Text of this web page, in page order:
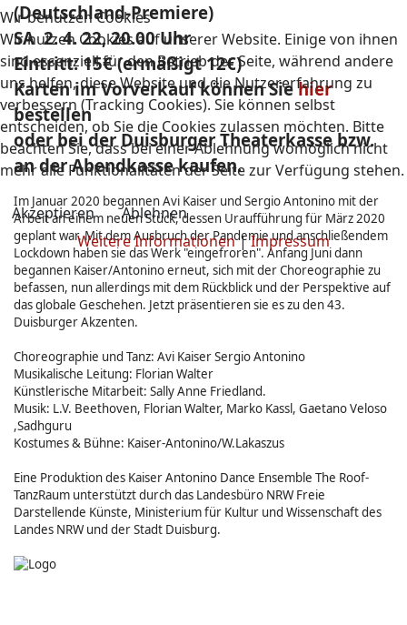
(Deutschland-Premiere)
SA 2. 4. 22, 20.00 Uhr
Eintritt: 15€ (ermäßigt 12€)
Karten im Vorverkauf können Siehier
bestellen
oder bei der Duisburger Theaterkasse bzw.
an der Abendkasse kaufen.
Im Januar 2020 begannen Avi Kaiser und Sergio Antonino mit der
Arbeit an einem neuen Stück, dessen Uraufführung für März 2020
geplant war. Mit dem Ausbruch der Pandemie und anschließendem
Lockdown haben sie das Werk "eingefroren". Anfang Juni dann
begannen Kaiser/Antonino erneut, sich mit der Choreographie zu
befassen, nun allerdings mit dem Rückblick und der Perspektive auf
das globale Geschehen. Jetzt präsentieren sie es zu den 43.
Duisburger Akzenten.
Choreographie und Tanz: Avi Kaiser Sergio Antonino
Musikalische Leitung: Florian Walter
Künstlerische Mitarbeit: Sally Anne Friedland.
Musik: L.V. Beethoven, Florian Walter, Marko Kassl, Gaetano Veloso
,Sadhguru
Kostumes & Bühne: Kaiser-Antonino/W.Lakaszus
Eine Produktion des Kaiser Antonino Dance Ensemble The Roof-
TanzRaum unterstützt durch das Landesbüro NRW Freie
Darstellende Künste, Ministerium für Kultur und Wissenschaft des
Landes NRW und der Stadt Duisburg.
Wir benutzen Cookies
Wir nutzen Cookies auf unserer Website. Einige von ihnen
sind essenziell für den Betrieb der Seite, während andere
uns helfen, diese Website und die Nutzererfahrung zu
verbessern (Tracking Cookies). Sie können selbst
entscheiden, ob Sie die Cookies zulassen möchten. Bitte
beachten Sie, dass bei einer Ablehnung womöglich nicht
mehr alle Funktionalitäten der Seite zur Verfügung stehen.
Akzeptieren
Ablehnen
Weitere Informationen|Impressum